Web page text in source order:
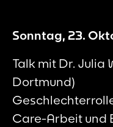
Sonntag, 23.
Talk mit Dr. Julia
Dortmund)
Care-Arbeit und